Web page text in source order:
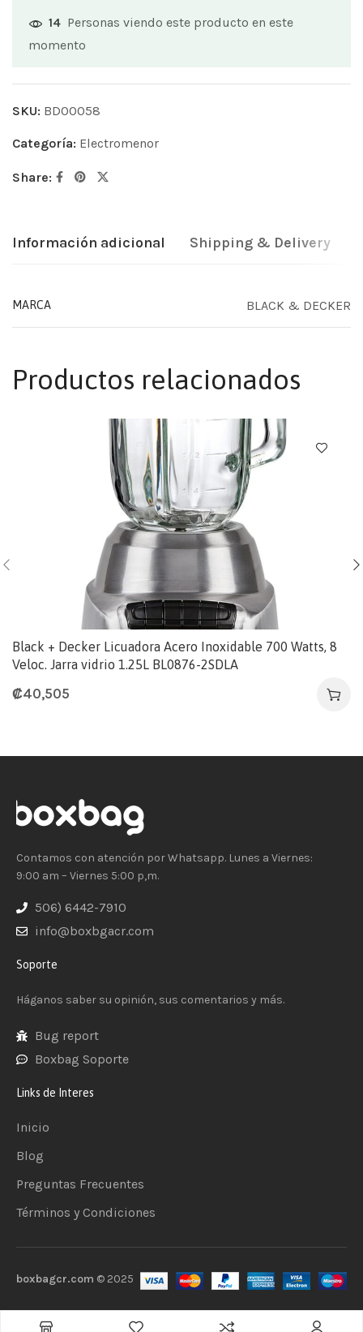
14 Personas viendo este producto en este
momento
SKU: BD00058
Categoría: Electromenor
Share:
Información adicional Shipping & Delivery
MARCA BLACK & DECKER
Productos relacionados
Black + Decker Licuadora Acero Inoxidable 700 Watts, 8
Veloc. Jarra vidrio 1.25L BL0876-2SDLA
₡40,505
Contamos con atención por Whatsapp. Lunes a Viernes:
9:00 am – Viernes 5:00 p,m.
506) 6442-7910
info@boxbgacr.com
Soporte
Háganos saber su opinión, sus comentarios y más.
Bug report
Boxbag Soporte
Links de Interes
Inicio
Blog
Preguntas Frecuentes
Términos y Condiciones
boxbagcr.com © 2025
Añadir al carrito